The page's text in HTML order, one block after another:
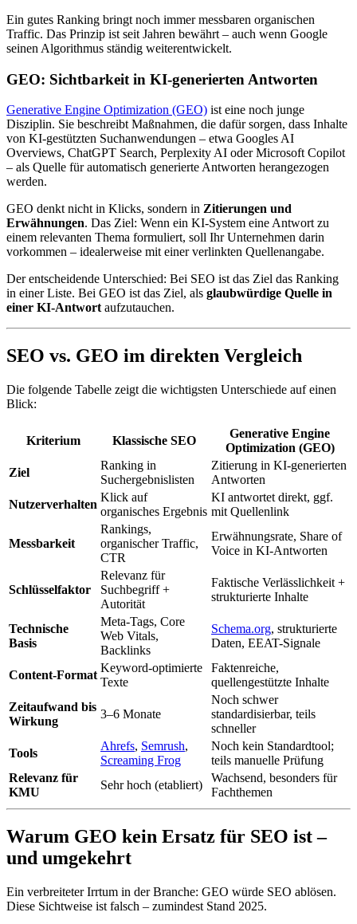
Ein gutes Ranking bringt noch immer messbaren organischen
Traffic. Das Prinzip ist seit Jahren bewährt – auch wenn Google
seinen Algorithmus ständig weiterentwickelt.
GEO: Sichtbarkeit in KI-generierten Antworten
Generative Engine Optimization (GEO) ist eine noch junge
Disziplin. Sie beschreibt Maßnahmen, die dafür sorgen, dass Inhalte
von KI-gestützten Suchanwendungen – etwa Googles AI
Overviews, ChatGPT Search, Perplexity AI oder Microsoft Copilot
– als Quelle für automatisch generierte Antworten herangezogen
werden.
GEO denkt nicht in Klicks, sondern in Zitierungen und
Erwähnungen. Das Ziel: Wenn ein KI-System eine Antwort zu
einem relevanten Thema formuliert, soll Ihr Unternehmen darin
vorkommen – idealerweise mit einer verlinkten Quellenangabe.
Der entscheidende Unterschied: Bei SEO ist das Ziel das Ranking
in einer Liste. Bei GEO ist das Ziel, als glaubwürdige Quelle in
einer KI-Antwort aufzutauchen.
SEO vs. GEO im direkten Vergleich
Die folgende Tabelle zeigt die wichtigsten Unterschiede auf einen
Blick:
Kriterium Klassische SEO
Generative Engine
Optimization (GEO)
Ziel
Ranking in
Suchergebnislisten
Zitierung in KI-generierten
Antworten
Nutzerverhalten
Klick auf
organisches Ergebnis
KI antwortet direkt, ggf.
mit Quellenlink
Messbarkeit
Rankings,
organischer Traffic,
CTR
Erwähnungsrate, Share of
Voice in KI-Antworten
Schlüsselfaktor
Relevanz für
Suchbegriff +
Autorität
Faktische Verlässlichkeit +
strukturierte Inhalte
Technische
Basis
Meta-Tags, Core
Web Vitals,
Backlinks
Schema.org, strukturierte
Daten, EEAT-Signale
Content-Format
Keyword-optimierte
Texte
Faktenreiche,
quellengestützte Inhalte
Zeitaufwand bis
Wirkung
3–6 Monate
Noch schwer
standardisierbar, teils
schneller
Tools
Ahrefs, Semrush,
Screaming Frog
Noch kein Standardtool;
teils manuelle Prüfung
Relevanz für
KMU
Sehr hoch (etabliert)
Wachsend, besonders für
Fachthemen
Warum GEO kein Ersatz für SEO ist –
und umgekehrt
Ein verbreiteter Irrtum in der Branche: GEO würde SEO ablösen.
Diese Sichtweise ist falsch – zumindest Stand 2025.